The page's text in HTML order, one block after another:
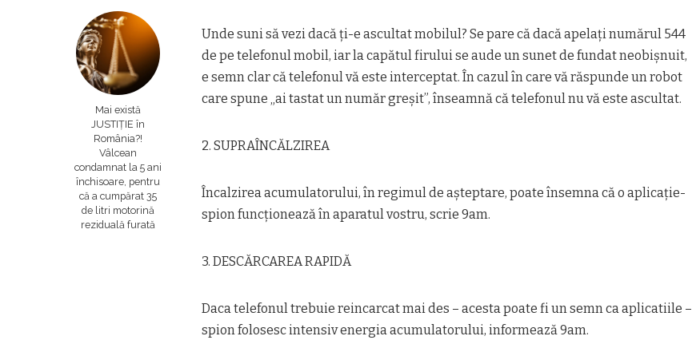
Mai există
JUSTIȚIE în
România?!
Vâlcean
condamnat la 5 ani
închisoare, pentru
că a cumpărat 35
de litri motorină
reziduală furată
Unde suni să vezi dacă ți-e ascultat mobilul? Se pare că dacă apelați numărul 544
de pe telefonul mobil, iar la capătul firului se aude un sunet de fundat neobișnuit,
e semn clar că telefonul vă este interceptat. În cazul în care vă răspunde un robot
care spune „ai tastat un număr greșit”, înseamnă că telefonul nu vă este ascultat.
2. SUPRAÎNCĂLZIREA
Încalzirea acumulatorului, în regimul de așteptare, poate însemna că o aplicație-
spion funcționează în aparatul vostru, scrie 9am.
3. DESCĂRCAREA RAPIDĂ
Daca telefonul trebuie reincarcat mai des – acesta poate fi un semn ca aplicatiile –
spion folosesc intensiv energia acumulatorului, informează 9am.